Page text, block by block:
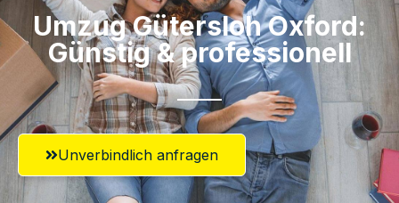
Umzug Gütersloh​ Oxford:
Günstig & professionell​
Unverbindlich anfragen